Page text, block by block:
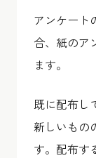
アンケート
合、紙のア
ます。
既に配布し
新しいもの
す。配布す